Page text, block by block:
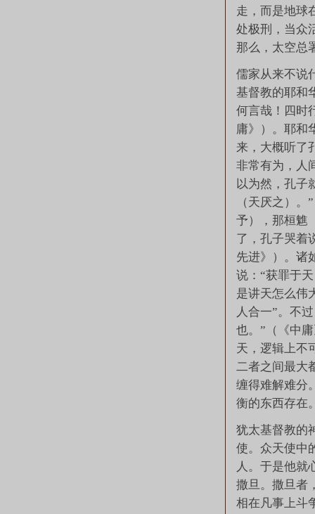
走，而是地球
处极刑，当众
那么，太空总
儒家从来不说
基督教的耶和
何言哉！四时
庸》）。耶和
来，大概听了
非常有为，人
以为然，孔子
（天厌之）
予），那桓魋
了，孔子哭着
先进》）。诸
说：“获罪于
是讲天怎么伟
人合一”。不
也。”（《中
天，逻辑上不
二者之间最大
缠得难解难分
衡的东西存在
犹太基督教的
使。众天使中
人。于是他就
撒旦。撒旦者
相在凡事上斗